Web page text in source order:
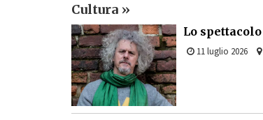
Cultura »
Lo
11 luglio 2026